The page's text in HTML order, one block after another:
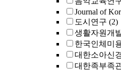
Journal of
도시연구 (2)
생활자원개
한국인체미
대한소아신
대한족부족